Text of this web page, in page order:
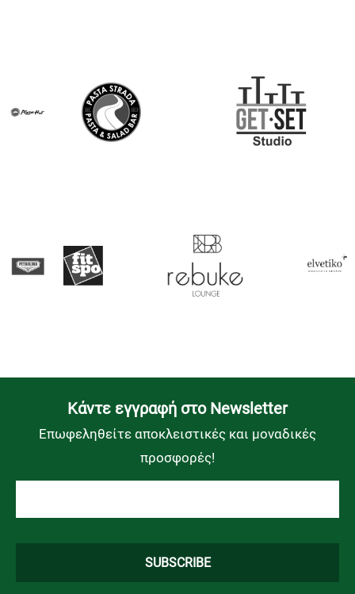
Kάντε εγγραφή στο Newsletter
Επωφεληθείτε αποκλειστικές και μοναδικές
προσφορές!